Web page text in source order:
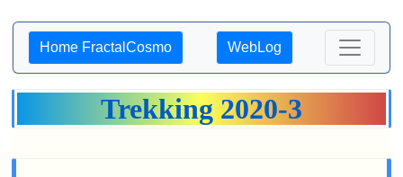
Home FractalCosmo WebLog
Trekking 2020-3